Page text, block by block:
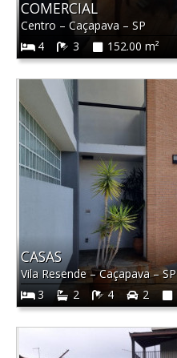
COMERCIAL
Centro – Caçapava – SP
4
3 152.00 m²
CASAS
Vila Resende–Caçapava–SP
3
2 4 2